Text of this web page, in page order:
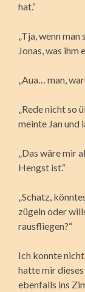
hat.“
„Tja, wenn
Jonas, was ihm
„Aua… man,
„Rede nicht so
meinte Jan und
„Das wäre mir
Hengst ist.“
„Schatz,
zügeln oder
rausfliegen?“
Ich konnte
hatte mir
ebenfalls ins